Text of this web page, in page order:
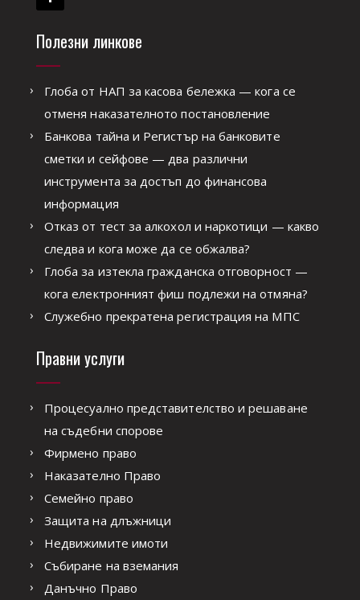
Полезни линкове
Глоба от НАП за касова бележка — кога се
отменя наказателното постановление
Банкова тайна и Регистър на банковите
сметки и сейфове — два различни
инструмента за достъп до финансова
информация
Отказ от тест за алкохол и наркотици — какво
следва и кога може да се обжалва?
Глоба за изтекла гражданска отговорност —
кога електронният фиш подлежи на отмяна?
Служебно прекратена регистрация на МПС
Правни услуги
Процесуално представителство и решаване
на съдебни спорове
Фирмено право
Наказателно Право
Семейно право
Защита на длъжници
Недвижимите имоти
Събиране на вземания
Данъчно Право